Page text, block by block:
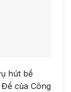
hút bể
của Công